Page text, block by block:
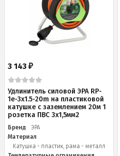
3 143 ₽
Удлинитель силовой ЭРА RP-
1e-3x1.5-20m на пластиковой
катушке c заземлением 20м 1
розетка ПВС 3х1,5мм2
Бренд
ЭРА
Материал
Катушка - пластик, рама - металл